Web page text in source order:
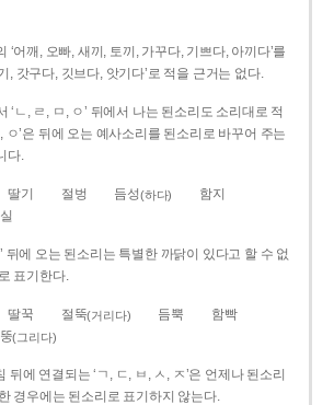
‘어깨, 오빠, 새끼, 토끼, 가꾸다, 기쁘다, 아끼다’를
, 갓구다, 깃브다, 앗기다’로 적을 근거는 없다.
‘ㄴ, ㄹ, ㅁ, ㅇ’ 뒤에서 나는 된소리도 소리대로 적
ㅇ’은 뒤에 오는 예사소리를 된소리로 바꾸어 주는
다.
딸기 절벙 듬성(하다)
함지
뒤에 오는 된소리는 특별한 까닭이 있다고 할 수 없
표기한다.
딸꾹 절뚝(거리다) 듬뿍
함빡
(그리다)
뒤에 연결되는 ‘ㄱ, ㄷ, ㅂ, ㅅ, ㅈ’은 언제나 된소리
경우에는 된소리로 표기하지 않는다.